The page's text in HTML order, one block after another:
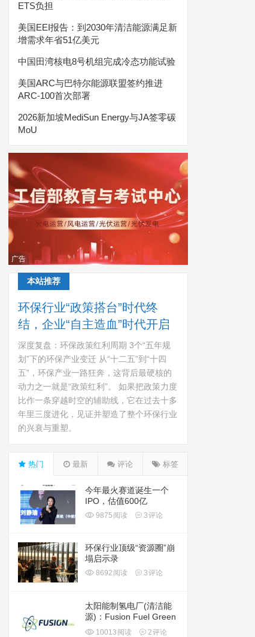
ETS负担
美国EEI报告：到2030年清洁能源满足新
增需求年省51亿美元
中国田湾核电8号机组完成冷态功能试验
美国ARC与巴特尔能源联盟签约推进
ARC-100首次部署
2026新加坡MediSun Energy与JA签零碳
MoU
广告
本站推荐
环保行业“政策搭台”时代终
结，企业“自主造血”时代开启
深度复盘：环保政策红利周期 3个“五年规
划”下的环保产业变迁 从“十二五”到“十四
五”，环保产业一路狂奔，这背后最硬核的
动力之一就是“政策红利”。 如果把政策力度
比作一条穿越时空的辅助线，它在过去十多
年里三度进化，见证并塑造了整个环保行业
的兴衰与重塑。
热门 最新 评论 标签
今年最火赛道诞生一个
IPO，估值600亿
9875 阅读 3评论
环保行业顶级“资源圈”崩
塌启示录
8692 阅读 3评论
太阳能制氢电厂(清洁能
源)：Fusion Fuel Green
plc(HTOO)
10013 阅读 2评论